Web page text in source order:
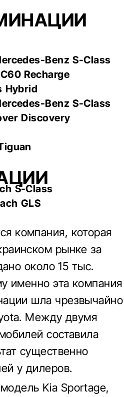
Benz S-Class
Recharge
Hybrid
Benz S-Class
Discovery
S-Class
GLS
компания, которая
рынке за
около 15 тыс.
именно эта компания
шла чрезвычайно
Между двумя
составила
существенно
у дилеров.
Kia Sportage,